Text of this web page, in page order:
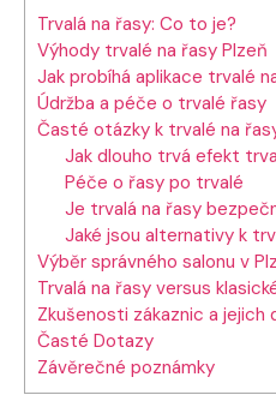
Trvalá na řasy: Co to je?
Výhody trvalé na řasy Plzeň
Jak probíhá aplikace trvalé
Údržba a péče o trvalé řasy
Časté otázky k trvalé na
Jak dlouho trvá efekt
Péče o řasy po trvalé
Je trvalá na řasy
Jaké jsou alternativy k
Výběr správného salonu v
Trvalá na řasy versus
Zkušenosti zákaznic a jejich
Časté Dotazy
Závěrečné poznámky